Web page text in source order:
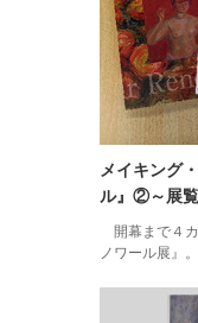
メイキング
ル』②～展
開幕まで４
ノワール展』